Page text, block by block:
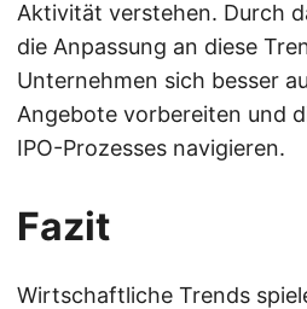
Aktivität verstehen. Durch
die Anpassung an diese
Unternehmen sich besser
Angebote vorbereiten und
IPO-Prozesses navigieren.
Fazit
Wirtschaftliche Trends